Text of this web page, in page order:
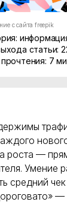
статьи:
7
с сайта freepik
роста —
Умение
средний